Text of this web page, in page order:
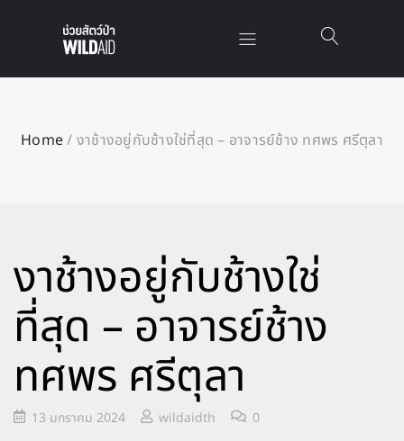
Home/ งาช้างอยู่กับช้างใช่ที่สุด – อาจารย์ช้าง ทศพร ศรีตุลา
งาช้างอยู่กับช้างใช่
ที่สุด – อาจารย์ช้าง
ทศพร ศรีตุลา
13 มกราคม 2024 wildaidth 0